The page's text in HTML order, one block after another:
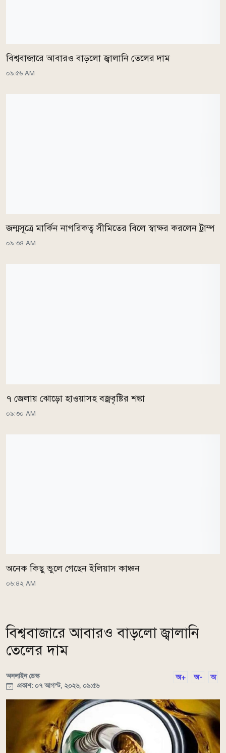
বিশ্ববাজারে আবারও বাড়লো জ্বালানি তেলের দাম
০৯:৫৬ AM
জন্মসূত্রে মার্কিন নাগরিকত্ব সীমিতের বিলে স্বাক্ষর করলেন ট্রাম্প
০৯:৩৪ AM
৭ জেলায় ঝোড়ো হাওয়াসহ বজ্রবৃষ্টির শঙ্কা
০৯:৩০ AM
অনেক কিছু ভুলে গেছেন ইলিয়াস কাঞ্চন
০৬:৪২ AM
বিশ্ববাজারে আবারও বাড়লো জ্বালানি
তেলের দাম
অনলাইন ডেস্ক
প্রকাশ: ০৭ আগস্ট, ২০২৬, ০৯:৫৬
অ+ অ- অ